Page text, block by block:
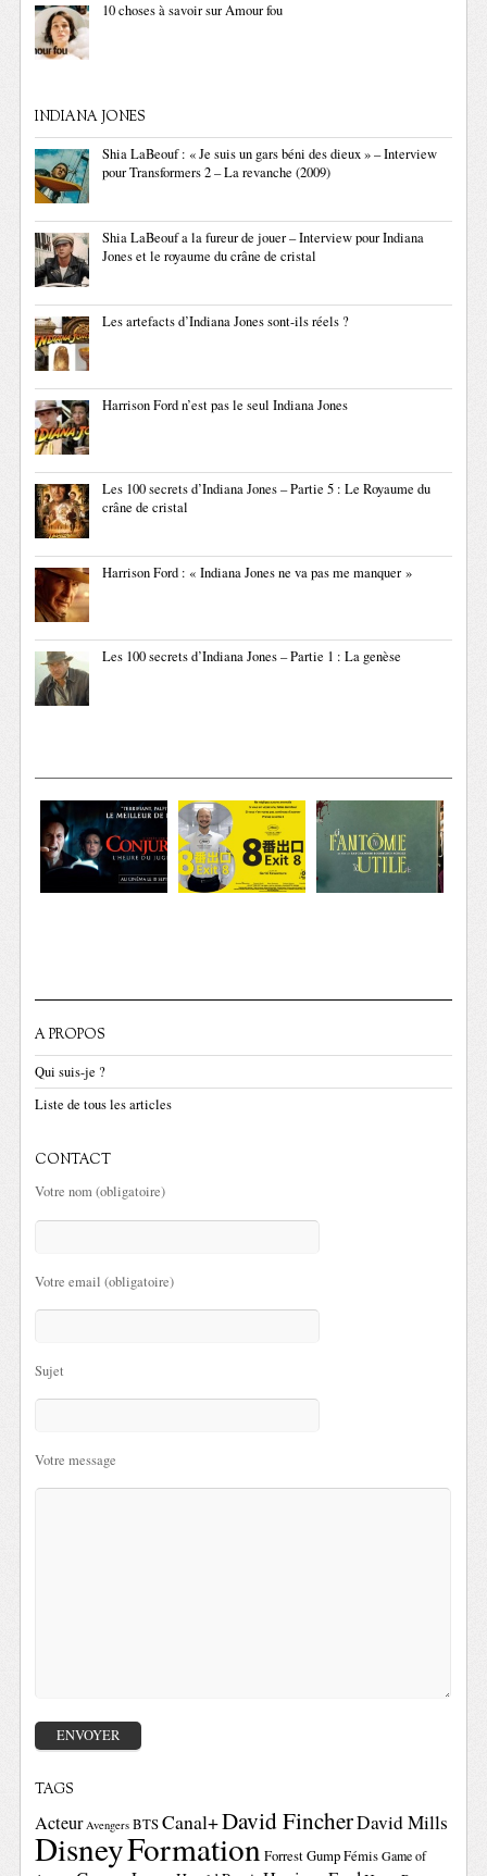
10 choses à savoir sur Amour fou
INDIANA JONES
Shia LaBeouf : « Je suis un gars béni des dieux » – Interview
pour Transformers 2 – La revanche (2009)
Shia LaBeouf a la fureur de jouer – Interview pour Indiana
Jones et le royaume du crâne de cristal
Les artefacts d’Indiana Jones sont-ils réels ?
Harrison Ford n’est pas le seul Indiana Jones
Les 100 secrets d’Indiana Jones – Partie 5 : Le Royaume du
crâne de cristal
Harrison Ford : « Indiana Jones ne va pas me manquer »
Les 100 secrets d’Indiana Jones – Partie 1 : La genèse
A PROPOS
Qui suis-je ?
Liste de tous les articles
CONTACT
Votre nom (obligatoire)
Votre email (obligatoire)
Sujet
Votre message
TAGS
Acteur Avengers BTSCanal+David FincherDavid Mills
DisneyFormationForrest GumpFémis Game of